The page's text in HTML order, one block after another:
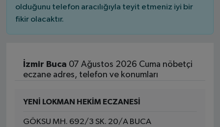
olduğunu telefon aracılığıyla teyit etmeniz iyi bir
fikir olacaktır.
İzmir Buca 07 Ağustos 2026 Cuma nöbetçi
eczane adres, telefon ve konumları
YENİ LOKMAN HEKİM ECZANESİ
GÖKSU MH. 692/3 SK. 20/A BUCA